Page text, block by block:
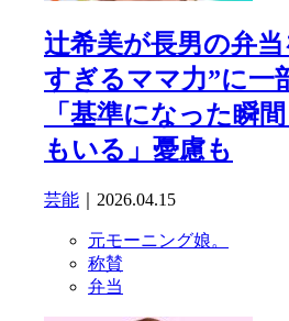
辻希美が長男の弁
すぎるママ力”に一
「基準になった瞬
もいる」憂慮も
芸能 ｜2026.04.15
元モーニング娘。
称賛
弁当